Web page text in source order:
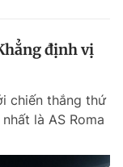
định vị
chiến thắng thứ
là AS Roma